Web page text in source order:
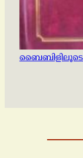
ബൈബിളിലൂടെ